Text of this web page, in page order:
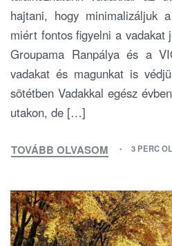
hajtani, hogy minimalizáljuk
miért fontos figyelni a vadakat
Groupama Ranpálya és a
vadakat és magunkat is
sötétben Vadakkal egész
utakon, de […]
TOVÁBB OLVASOM 3 PERC